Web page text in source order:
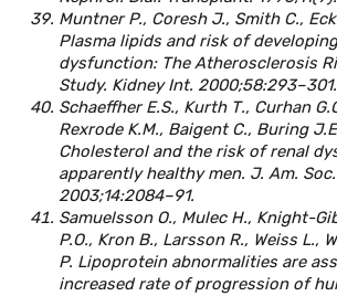
Muntner P., Coresh J., Smith C.,
Plasma lipids and risk of
dysfunction: The Atherosclerosis
Study. Kidney Int. 2000;58:293–301.
Schaeffher E.S., Kurth Т., Curhan
Rexrode K.M., Baigent C., Buring
Cholesterol and the risk of renal
apparently healthy men. J. Am.
2003;14:2084–91.
Samuelsson O., Mulec H., Knight-
P.O., Kron B., Larsson R., Weiss L.,
P. Lipoprotein abnormalities are
increased rate of progression of